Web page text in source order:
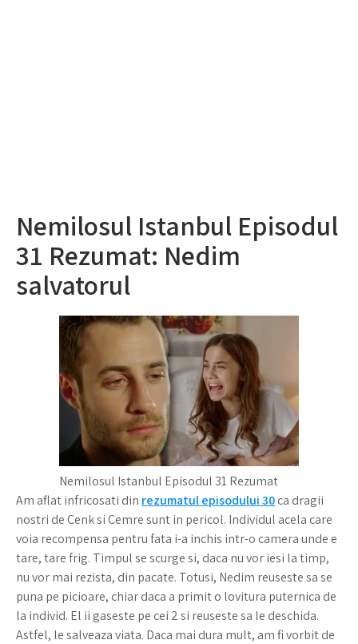
Nemilosul Istanbul Episodul
31 Rezumat: Nedim
salvatorul
Nemilosul Istanbul Episodul 31 Rezumat
Am aflat infricosati din rezumatul episodului 30ca dragii
nostri de Cenk si Cemre sunt in pericol. Individul acela care
voia recompensa pentru fata i-a inchis intr-o camera unde e
tare, tare frig. Timpul se scurge si, daca nu vor iesi la timp,
nu vor mai rezista, din pacate. Totusi, Nedim reuseste sa se
puna pe picioare, chiar daca a primit o lovitura puternica de
la individ. El ii gaseste pe cei 2 si reuseste sa le deschida.
Astfel, le salveaza viata. Daca mai dura mult, am fi vorbit de